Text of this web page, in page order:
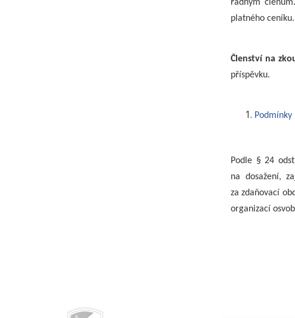
řádným
platného
Členství na
příspěvku.
Podle § 24
na dosažení,
za zdaňovací
organizací